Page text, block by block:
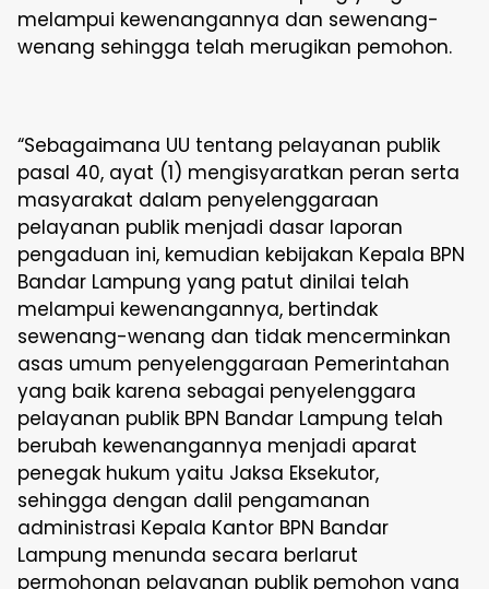
melampui kewenangannya dan sewenang-
wenang sehingga telah merugikan pemohon.
“Sebagaimana UU tentang pelayanan publik
pasal 40, ayat (1) mengisyaratkan peran serta
masyarakat dalam penyelenggaraan
pelayanan publik menjadi dasar laporan
pengaduan ini, kemudian kebijakan Kepala BPN
Bandar Lampung yang patut dinilai telah
melampui kewenangannya, bertindak
sewenang-wenang dan tidak mencerminkan
asas umum penyelenggaraan Pemerintahan
yang baik karena sebagai penyelenggara
pelayanan publik BPN Bandar Lampung telah
berubah kewenangannya menjadi aparat
penegak hukum yaitu Jaksa Eksekutor,
sehingga dengan dalil pengamanan
administrasi Kepala Kantor BPN Bandar
Lampung menunda secara berlarut
permohonan pelayanan publik pemohon yang